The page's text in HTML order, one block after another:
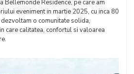
Bellemonde Residence, pe care am
eveniment in martie 2025, cu inca 80
o comunitate solida,
care calitatea, confortul si valoarea